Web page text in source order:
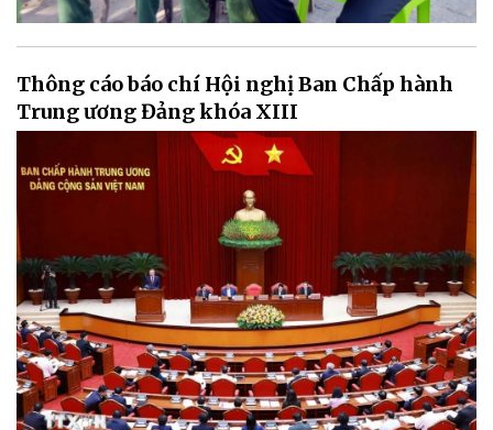
Thông cáo báo chí Hội nghị Ban Chấp hành
Trung ương Đảng khóa XIII